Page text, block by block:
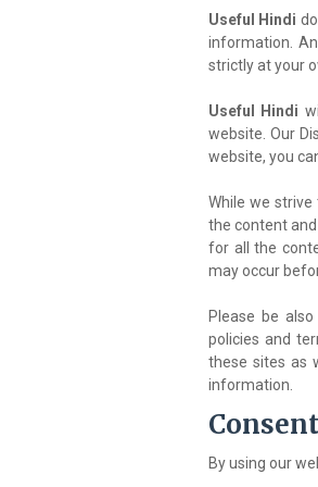
Useful Hindi
information.
strictly at your
Useful Hindi
website. Our
website, you
While we
the content
for all the
may occur
Please be
policies and
these sites as
information.
By using our